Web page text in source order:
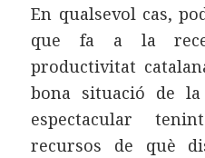
En qualsevol cas,
que fa a la
productivitat
bona situació de
espectacular
recursos de què